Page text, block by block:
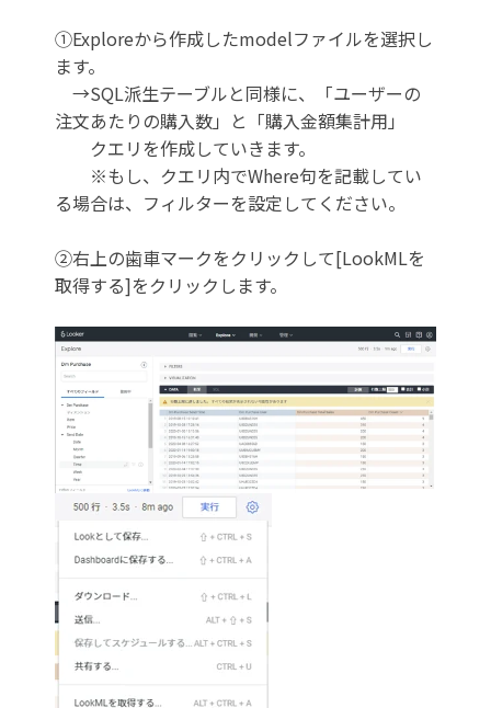
①Exploreから作成したmodelファイルを選択し
ます。
→SQL派生テーブルと同様に、「ユーザーの
注文あたりの購入数」と「購入金額集計用」
クエリを作成していきます。
※もし、クエリ内でWhere句を記載してい
る場合は、フィルターを設定してください。
②右上の歯車マークをクリックして[LookMLを
取得する]をクリックします。